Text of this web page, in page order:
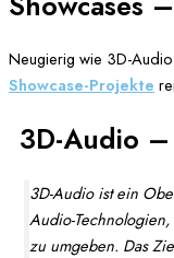
Neugierig wie 3D-
Showcase-Projekte
3D-Audio
3D-Audio ist ein
Audio-
zu umgeben. Das